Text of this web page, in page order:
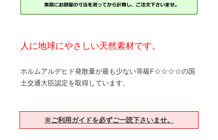
人に地球にやさしい天然素材です。
ホルムアルデヒド発散量が最も少ない等級F☆☆☆☆の国
土交通大臣認定を取得しています。
※ご利用ガイドを必ずご一読下さいませ。